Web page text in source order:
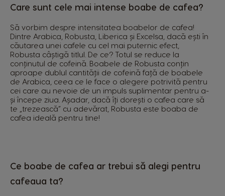
Care sunt cele mai intense boabe de cafea?
Să vorbim despre intensitatea boabelor de cafea!
Dintre Arabica, Robusta, Liberica și Excelsa, dacă ești în
căutarea unei cafele cu cel mai puternic efect,
Robusta câștigă titlul. De ce? Totul se reduce la
conținutul de cofeină. Boabele de Robusta conțin
aproape dublul cantității de cofeină față de boabele
de Arabica, ceea ce le face o alegere potrivită pentru
cei care au nevoie de un impuls suplimentar pentru a-
și începe ziua. Așadar, dacă îți dorești o cafea care să
te „trezească” cu adevărat, Robusta este boaba de
cafea ideală pentru tine!
Ce boabe de cafea ar trebui să alegi pentru
cafeaua ta?